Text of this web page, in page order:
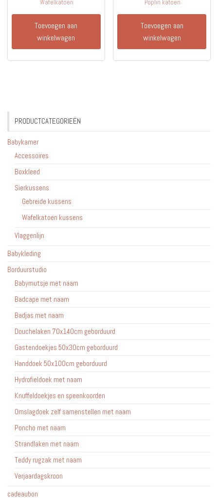
Wafelkatoen
Toevoegen aan
winkelwagen
Poplin katoen
Toevoegen aan
winkelwagen
PRODUCTCATEGORIEËN
Babykamer
Accessoires
Boxkleed
Sierkussens
Gebreide kussens
Wafelkatoen kussens
Vlaggenlijn
Babykleding
Borduurstudio
Babymutsje met naam
Badcape met naam
Badjas met naam
Douchelaken 70x140cm geborduurd
Gastendoekjes 50x30cm geborduurd
Handdoek 50x100cm geborduurd
Hydrofieldoek met naam
Knuffeldoekjes en speenkoorden
Omslagdoek zelf samenstellen met naam
Poncho met naam
Strandlaken met naam
Teddy rugzak met naam
Verjaardagskroon
cadeaubon